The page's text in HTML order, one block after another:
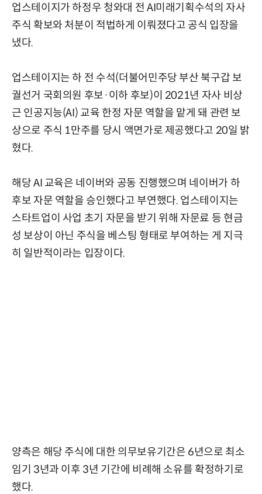
업스테이지가 하정우 청와대 전 AI미래기획수석의 자사
주식 확보와 처분이 적법하게 이뤄졌다고 공식 입장을
냈다.
업스테이지는 하 전 수석(더불어민주당 부산 북구갑 보
궐선거 국회의원 후보·이하 후보)이 2021년 자사 비상
근 인공지능(AI) 교육 한정 자문 역할을 맡게 돼 관련 보
상으로 주식 1만주를 당시 액면가로 제공했다고 20일 밝
혔다.
해당 AI 교육은 네이버와 공동 진행했으며 네이버가 하
후보 자문 역할을 승인했다고 부연했다. 업스테이지는
스타트업이 사업 초기 자문을 받기 위해 자문료 등 현금
성 보상이 아닌 주식을 베스팅 형태로 부여하는 게 지극
히 일반적이라는 입장이다.
양측은 해당 주식에 대한 의무보유기간은 6년으로 최소
임기 3년과 이후 3년 기간에 비례해 소유를 확정하기로
했다.